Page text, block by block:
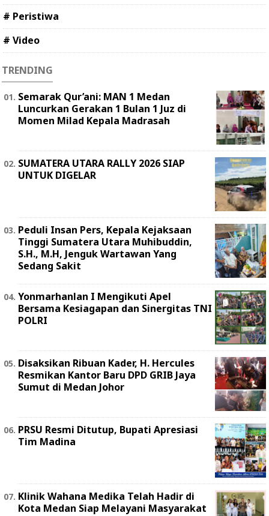
# Peristiwa
# Video
TRENDING
Semarak Qur’ani: MAN 1 Medan
Luncurkan Gerakan 1 Bulan 1 Juz di
Momen Milad Kepala Madrasah
SUMATERA UTARA RALLY 2026 SIAP
UNTUK DIGELAR
Peduli Insan Pers, Kepala Kejaksaan
Tinggi Sumatera Utara Muhibuddin,
S.H., M.H, Jenguk Wartawan Yang
Sedang Sakit
Yonmarhanlan I Mengikuti Apel
Bersama Kesiagapan dan Sinergitas TNI
POLRI
Disaksikan Ribuan Kader, H. Hercules
Resmikan Kantor Baru DPD GRIB Jaya
Sumut di Medan Johor
PRSU Resmi Ditutup, Bupati Apresiasi
Tim Madina
Klinik Wahana Medika Telah Hadir di
Kota Medan Siap Melayani Masyarakat